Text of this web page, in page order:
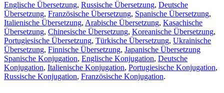
Englische Übersetzung, Russische Übersetzung, Deutsche
Übersetzung, Französische Übersetzung, Spanische Übersetzung,
Italienische Übersetzung, Arabische Übersetzung, Kasachische
Übersetzung, Chinesische Übersetzung, Koreanische Übersetzung,
Portugiesische Übersetzung, Türkische Übersetzung, Ukrainische
Übersetzung, Finnische Übersetzung, Japanische Übersetzung
Spanische Konjugation, Englische Konjugation, Deutsche
Konjugation, Italienische Konjugation, Portugiesische Konjugation,
Russische Konjugation, Französische Konjugation.